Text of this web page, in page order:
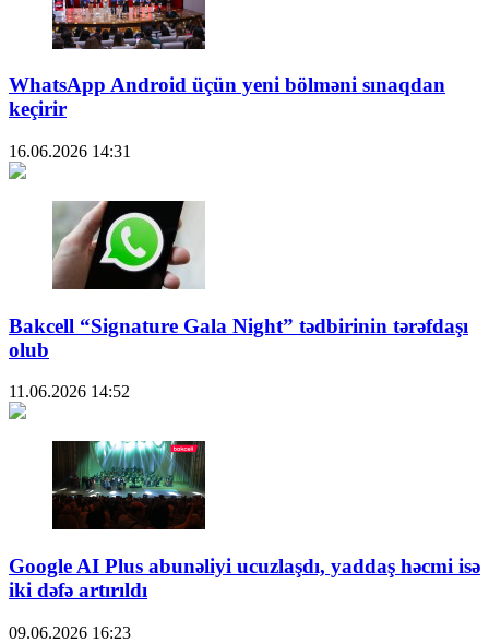
WhatsApp Android üçün yeni bölməni sınaqdan
keçirir
16.06.2026 14:31
Bakcell “Signature Gala Night” tədbirinin tərəfdaşı
olub
11.06.2026 14:52
Google AI Plus abunəliyi ucuzlaşdı, yaddaş həcmi isə
iki dəfə artırıldı
09.06.2026 16:23